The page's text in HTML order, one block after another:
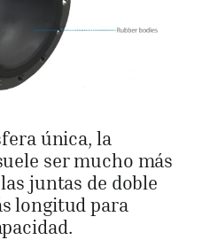
única, la
ser mucho más
juntas de doble
longitud para